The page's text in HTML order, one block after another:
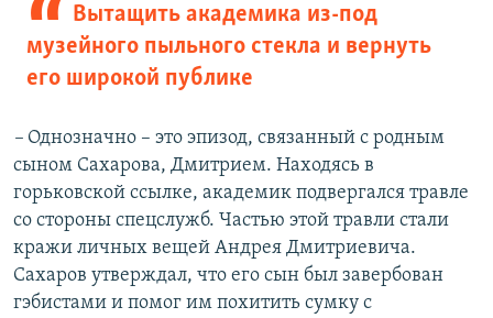
Вытащить академика из-под
музейного пыльного стекла и вернуть
его широкой публике
–​ Однозначно – это эпизод, связанный с родным
сыном Сахарова, Дмитрием. Находясь в
горьковской ссылке, академик подвергался травле
со стороны спецслужб. Частью этой травли стали
кражи личных вещей Андрея Дмитриевича.
Сахаров утверждал, что его сын был завербован
гэбистами и помог им похитить сумку с